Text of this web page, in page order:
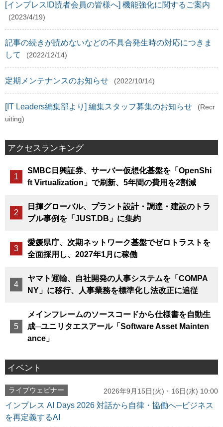
[インプレスID読者会員の皆様へ] 機能強化に関するご案内
(2023/4/19)
記事の続きが読めないなどの不具合発生時の対応につきま
して
(2022/12/14)
定期メンテナンスのお知らせ (2022/10/14)
[IT Leaders編集部より] 編集スタッフ募集のお知らせ
(Recr
uiting)
アクセスランキング
SMBC日興証券、サーバー仮想化基盤を「OpenShi
ft Virtualization」で刷新、5年間の費用を2割減
日揮グローバル、プラント設計・調達・建設のトラ
ブル事例を「JUST.DB」に集約
愛媛県庁、次期ネットワーク基盤でゼロトラストを
全面採用し、2027年1月に稼働
ヤマト運輸、自社開発の人事システムを「COMPA
NY」に移行、人事業務を標準化し法改正に追従
メインフレームのソースコードから仕様書を自動生
成─ユニリタエスアール「Software Asset Mainten
ance」
イベント
ライブウェビナー 2026年9月15日(火)・16日(水) 10:00
インプレス AI Days 2026 対話から自律・協働へ─ビジネス
を再定義するAI